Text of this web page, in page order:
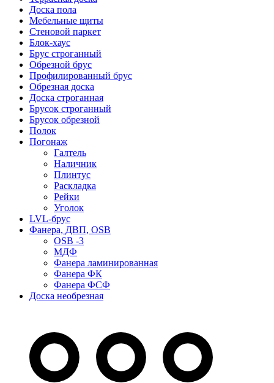
Доска пола
Мебельные щиты
Стеновой паркет
Блок-хаус
Брус строганный
Обрезной брус
Профилированный брус
Обрезная доска
Доска строганная
Брусок строганный
Брусок обрезной
Полок
Погонаж
Галтель
Наличник
Плинтус
Раскладка
Рейки
Уголок
LVL-брус
Фанера, ДВП, OSB
OSB -3
МДФ
Фанера ламинированная
Фанера ФК
Фанера ФСФ
Доска необрезная